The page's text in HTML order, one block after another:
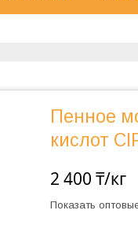
Пенное
кислот
2 400 ₸/кг
Показать